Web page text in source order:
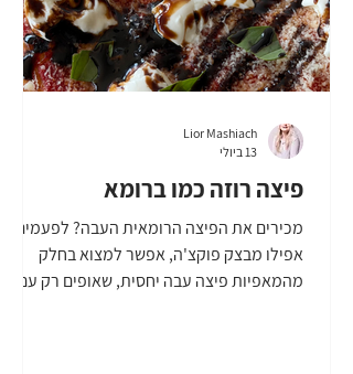
פיצה רוזה כמו ברומא
מכירים את הפיצה הרומאית העבה? לפעמים
אפילו מבצק פוקצ'ה, אפשר למצוא בחלק
מהמאפיות פיצה עבה יחסית, שאופים רק עם
Lior Mashiach
13 ביולי